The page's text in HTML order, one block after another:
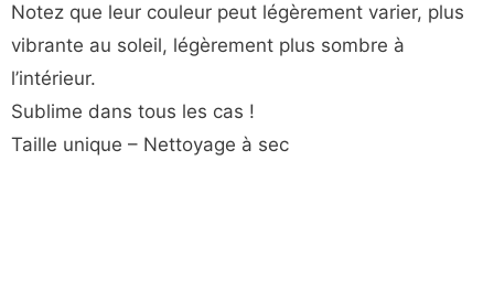
Notez que leur couleur peut légèrement varier, plus
vibrante au soleil, légèrement plus sombre à
l’intérieur.
Sublime dans tous les cas !
Taille unique – Nettoyage à sec